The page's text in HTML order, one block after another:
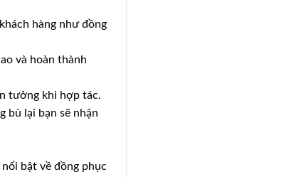
hàng như đồng
và hoàn thành
tưởng khi hợp tác.
bù lại bạn sẽ nhận
bật về đồng phục